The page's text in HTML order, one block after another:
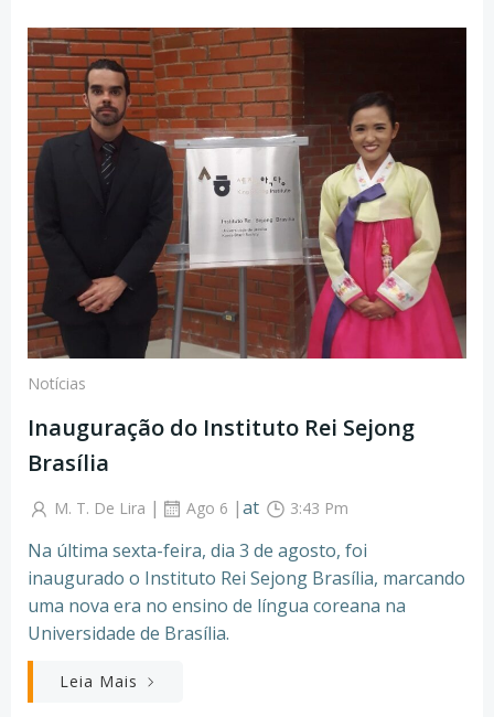
Notícias
Inauguração do Instituto Rei Sejong
Brasília
M. T. De Lira | Ago 6 |at 3:43 Pm
Na última sexta-feira, dia 3 de agosto, foi
inaugurado o Instituto Rei Sejong Brasília, marcando
uma nova era no ensino de língua coreana na
Universidade de Brasília.
Leia Mais